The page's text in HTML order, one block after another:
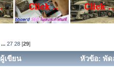
...27 28 [29]
ผู้เขียน
หัวข้อ: พัด